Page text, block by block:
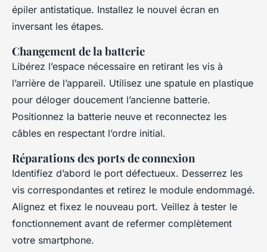
épiler antistatique. Installez le nouvel écran en
inversant les étapes.
Changement de la batterie
Libérez l’espace nécessaire en retirant les vis à
l’arrière de l’appareil. Utilisez une spatule en plastique
pour déloger doucement l’ancienne batterie.
Positionnez la batterie neuve et reconnectez les
câbles en respectant l’ordre initial.
Réparations des ports de connexion
Identifiez d’abord le port défectueux. Desserrez les
vis correspondantes et retirez le module endommagé.
Alignez et fixez le nouveau port. Veillez à tester le
fonctionnement avant de refermer complètement
votre smartphone.